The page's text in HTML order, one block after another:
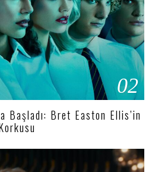
02
Başladı: Bret Easton Ellis’in